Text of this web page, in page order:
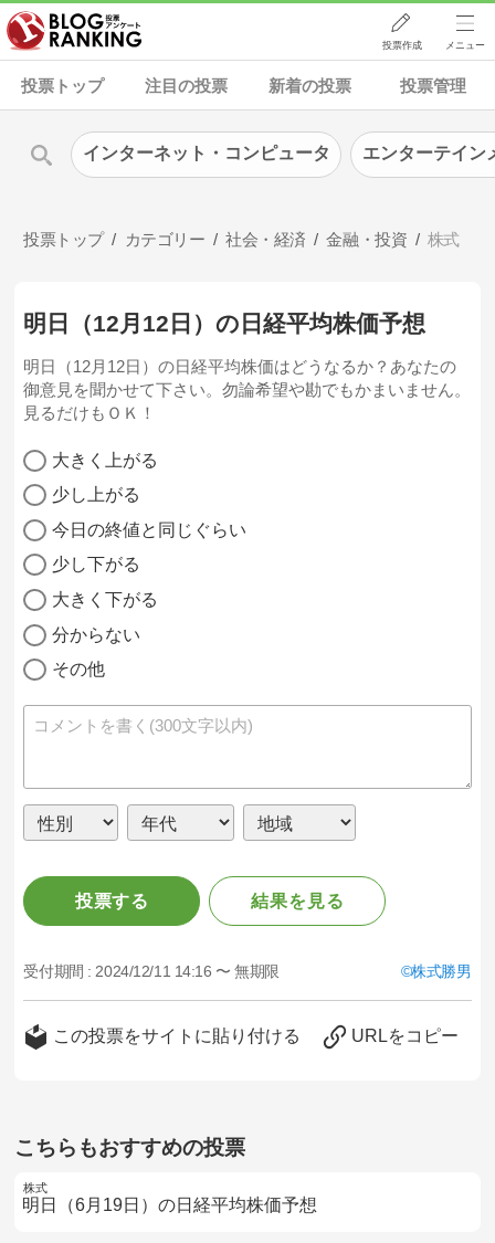
投票作成 メニュー
投票トップ 注目の投票 新着の投票 投票管理
投票トップ カテゴリー 社会・経済 金融・投資 株式
明日（12月12日）の日経平均株価予想
明日（12月12日）の日経平均株価はどうなるか？あなたの
御意見を聞かせて下さい。勿論希望や勘でもかまいません。
見るだけもＯＫ！
大きく上がる
少し上がる
今日の終値と同じぐらい
少し下がる
大きく下がる
分からない
その他
投票する 結果を見る
受付期間 : 2024/12/11 14:16 〜 無期限 株式勝男
この投票をサイトに貼り付ける URLをコピー
こちらもおすすめの投票
株式
明日（6月19日）の日経平均株価予想
インターネット・コンピュータ エンターテイン